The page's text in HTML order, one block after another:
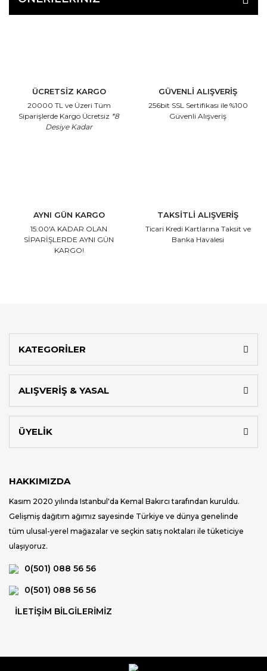
ÜCRETSİZ KARGO
20000 TL ve Üzeri Tüm
Siparişlerde Kargo Ücretsiz *8
Desiye Kadar
GÜVENLİ ALIŞVERİŞ
256bit SSL Sertifikası ile %100
Güvenli Alışveriş
AYNI GÜN KARGO
15:00'A KADAR OLAN
SİPARİŞLERDE AYNI GÜN
KARGO!
TAKSİTLİ ALIŞVERİŞ
Ticari Kredi Kartlarına Taksit ve
Banka Havalesi
KATEGORİLER
ALIŞVERİŞ & YASAL
ÜYELİK
HAKKIMIZDA
Kasım 2020 yılında Istanbul'da Kemal Bakırcı tarafından kuruldu.
Gelişmiş dağıtım ağımız sayesinde Türkiye ve dünya genelinde
tüm ulusal-yerel mağazalar ve seçkin satış noktaları ile tüketiciye
ulaşıyoruz.
0(501) 088 56 56
0(501) 088 56 56
İLETİŞİM BİLGİLERİMİZ